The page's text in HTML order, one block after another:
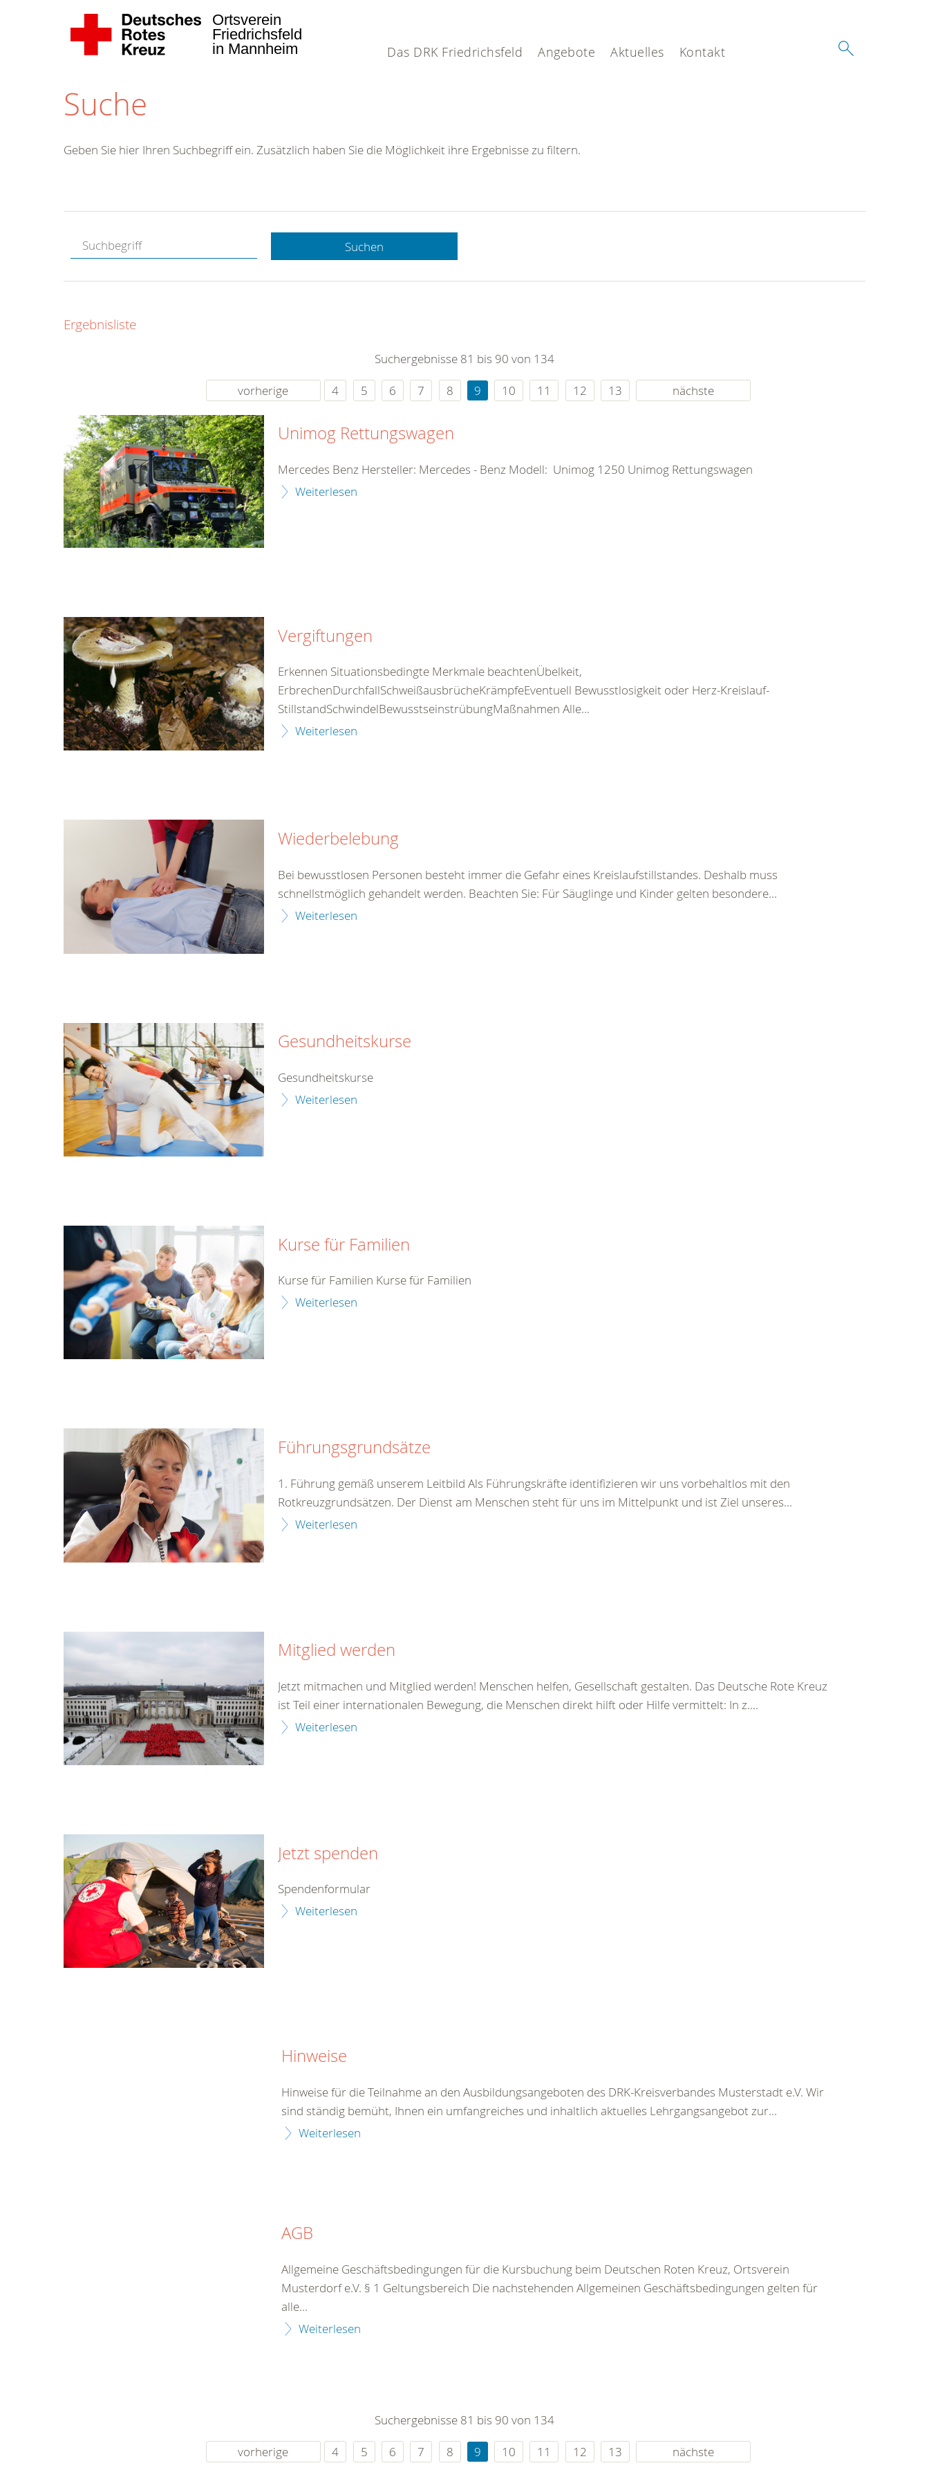
Das DRK Friedrichsfeld Angebote Aktuelles Kontakt
Ortsverein
Friedrichsfeld
in Mannheim
Suche
Hotline.
gerne.
rund um die Uhr
Geben Sie hier Ihren Suchbegriff ein. Zusätzlich haben Sie die Möglichkeit ihre Ergebnisse zu filtern.
Suchen
Ergebnisliste
Suchergebnisse 81 bis 90 von 134
vorherige
4 5 6 7 8 9 10 11 12 13 nächste
Unimog Rettungswagen
Mercedes Benz Hersteller: Mercedes - Benz Modell: Unimog 1250 Unimog Rettungswagen
Weiterlesen
Vergiftungen
Erkennen Situationsbedingte Merkmale beachtenÜbelkeit,
ErbrechenDurchfallSchweißausbrücheKrämpfeEventuell Bewusstlosigkeit oder Herz-Kreislauf-
StillstandSchwindelBewusstseinstrübungMaßnahmen Alle...
Weiterlesen
Wiederbelebung
Bei bewusstlosen Personen besteht immer die Gefahr eines Kreislaufstillstandes. Deshalb muss
schnellstmöglich gehandelt werden. Beachten Sie: Für Säuglinge und Kinder gelten besondere...
Weiterlesen
Gesundheitskurse
Gesundheitskurse
Weiterlesen
Kurse für Familien
Kurse für Familien Kurse für Familien
Weiterlesen
Führungsgrundsätze
1. Führung gemäß unserem Leitbild Als Führungskräfte identifizieren wir uns vorbehaltlos mit den
Rotkreuzgrundsätzen. Der Dienst am Menschen steht für uns im Mittelpunkt und ist Ziel unseres...
Weiterlesen
Mitglied werden
Jetzt mitmachen und Mitglied werden! Menschen helfen, Gesellschaft gestalten. Das Deutsche Rote Kreuz
ist Teil einer internationalen Bewegung, die Menschen direkt hilft oder Hilfe vermittelt: In z....
Weiterlesen
Jetzt spenden
Spendenformular
Weiterlesen
Hinweise
Hinweise für die Teilnahme an den Ausbildungsangeboten des DRK-Kreisverbandes Musterstadt e.V. Wir
sind ständig bemüht, Ihnen ein umfangreiches und inhaltlich aktuelles Lehrgangsangebot zur...
Weiterlesen
AGB
Allgemeine Geschäftsbedingungen für die Kursbuchung beim Deutschen Roten Kreuz, Ortsverein
Musterdorf e.V. § 1 Geltungsbereich Die nachstehenden Allgemeinen Geschäftsbedingungen gelten für
alle...
Weiterlesen
Suchergebnisse 81 bis 90 von 134
vorherige
4 5 6 7 8 9 10 11 12 13 nächste